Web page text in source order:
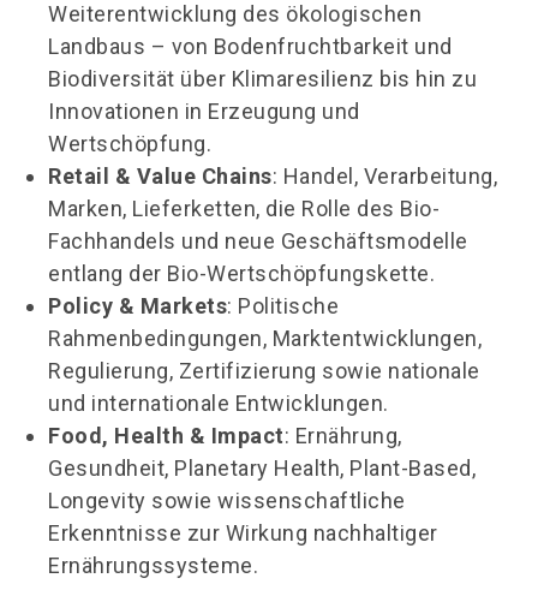
Weiterentwicklung des ökologischen
Landbaus – von Bodenfruchtbarkeit und
Biodiversität über Klimaresilienz bis hin zu
Innovationen in Erzeugung und
Wertschöpfung.
Retail & Value Chains: Handel, Verarbeitung,
Marken, Lieferketten, die Rolle des Bio-
Fachhandels und neue Geschäftsmodelle
entlang der Bio-Wertschöpfungskette.
Policy & Markets: Politische
Rahmenbedingungen, Marktentwicklungen,
Regulierung, Zertifizierung sowie nationale
und internationale Entwicklungen.
Food, Health & Impact: Ernährung,
Gesundheit, Planetary Health, Plant-Based,
Longevity sowie wissenschaftliche
Erkenntnisse zur Wirkung nachhaltiger
Ernährungssysteme.